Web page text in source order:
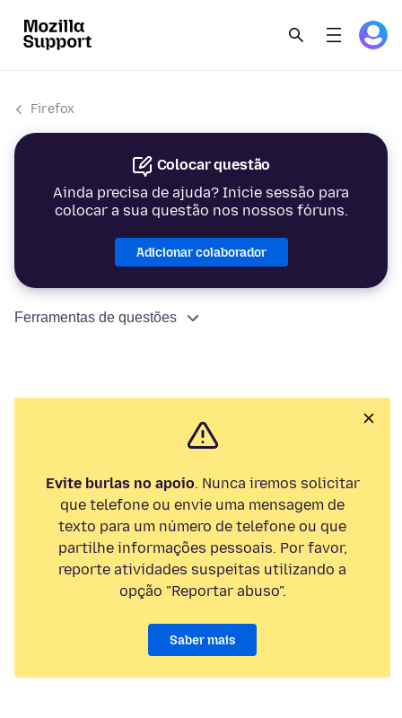
Firefox
Colocar questão
Ainda precisa de ajuda? Inicie sessão para
colocar a sua questão nos nossos fóruns.
Adicionar colaborador
Ferramentas de questões
Evite burlas no apoio. Nunca iremos solicitar
que telefone ou envie uma mensagem de
texto para um número de telefone ou que
partilhe informações pessoais. Por favor,
reporte atividades suspeitas utilizando a
opção "Reportar abuso".
Saber mais